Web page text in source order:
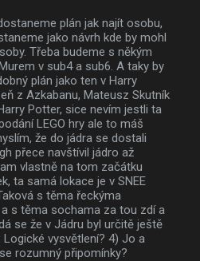
plán jak najít osobu,
jako návrh kde by mohl
Třeba budeme s někým
v sub4 a sub6. A taky by
plán jako ten v Harry
z Azkabanu, Mateusz Skutník
Potter, sice nevím jestli ta
LEGO hry ale to máš
že do jádra se dostali
přece navštívil jádro až
vlastně na tom začátku
ta samá lokace je v SNEE
s těma řeckýma
s těma sochama za tou zdí a
se že v Jádru byl určitě ještě
Logické vysvětlení? 4) Jo a
rozumný připomínky?